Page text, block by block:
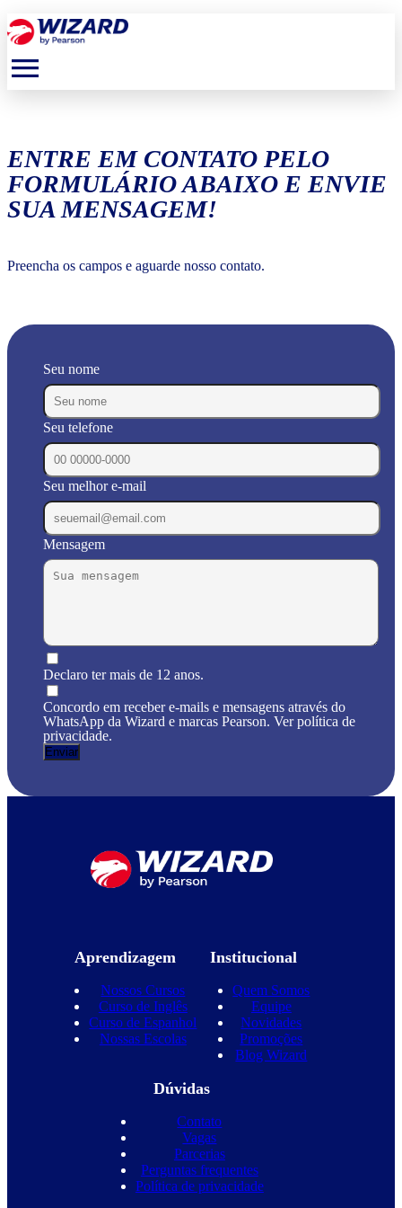
menu
ENTRE EM CONTATO PELO
FORMULÁRIO ABAIXO E ENVIE
SUA MENSAGEM!
Preencha os campos e aguarde nosso contato.
Seu nome
Seu telefone
Seu melhor e-mail
Mensagem
Declaro ter mais de 12 anos.
Concordo em receber e-mails e mensagens através do
WhatsApp da Wizard e marcas Pearson. Ver política de
privacidade.
Aprendizagem
Nossos Cursos
Curso de Inglês
Curso de Espanhol
Nossas Escolas
Institucional
Quem Somos
Equipe
Novidades
Promoções
Blog Wizard
Dúvidas
Contato
Vagas
Parcerias
Perguntas frequentes
Política de privacidade